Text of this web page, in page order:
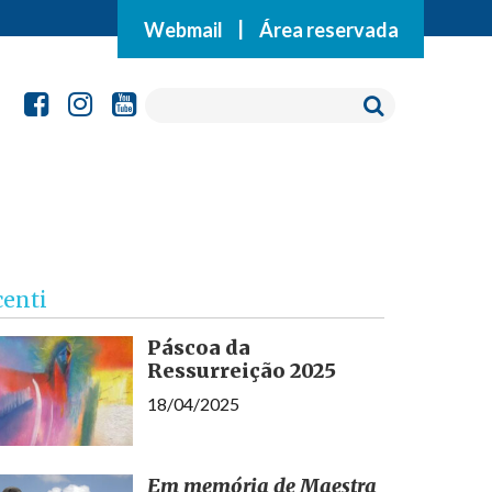
Webmail Área reservada
Páscoa da
Ressurreição 2025
18/04/2025
Em memória de Maestra